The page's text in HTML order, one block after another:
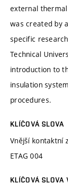
external
was created by
specific
Technical
introduction to
insulation
procedures.
KLÍČOVÁ SLOVA
Vnější kontaktní
ETAG 004
KLÍČOVÁ SLOVA